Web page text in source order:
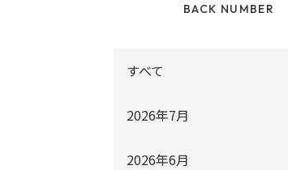
BACK NUMBER
すべて
2026年7月
2026年6月